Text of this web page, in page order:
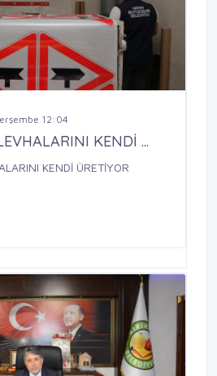
12:04
KENDİ ...
KENDİ ÜRETİYOR